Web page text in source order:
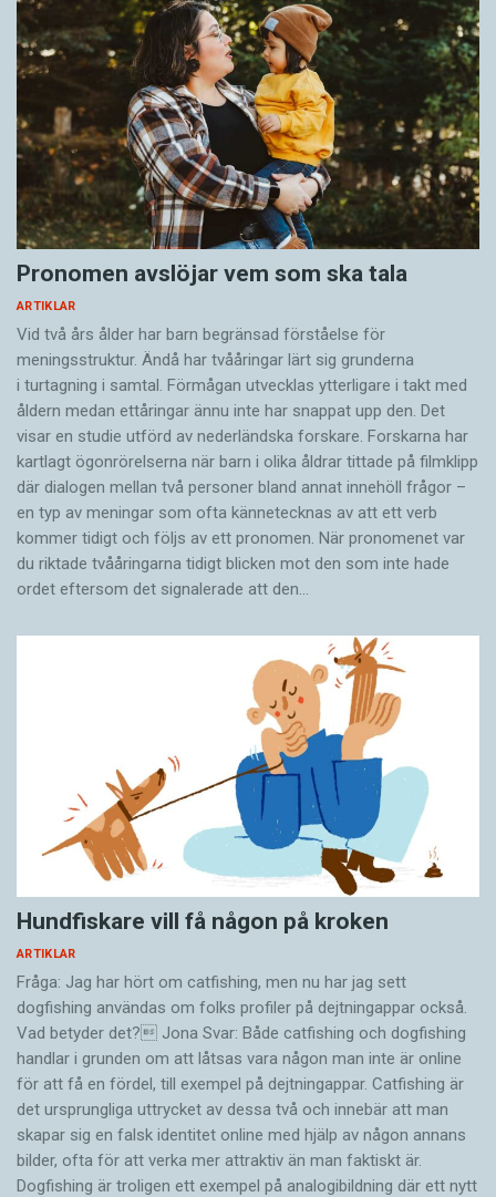
Pronomen avslöjar vem som ska tala
ARTIKLAR
Vid två års ålder har barn begränsad förståelse för
meningsstruktur. Ändå har tvååringar lärt sig grunderna
i turtagning i samtal. Förmågan utvecklas ytterligare i takt med
åldern medan ettåringar ännu inte har snappat upp den. Det
visar en studie utförd av nederländska forskare. Forskarna har
kartlagt ögonrörelserna när barn i olika åldrar tittade på filmklipp
där dialogen mellan två personer bland annat innehöll frågor –
en typ av meningar som ofta kännetecknas av att ett verb
kommer tidigt och följs av ett pronomen. När pronomenet var
du riktade tvååringarna tidigt blicken mot den som inte hade
ordet eftersom det ­signalerade att den…
Hundfiskare vill få någon på kroken
ARTIKLAR
Fråga: Jag har hört om catfishing, men nu har jag sett
dogfishing användas om folks profiler på dejtningappar också.
Vad betyder det? Jona Svar: Både catfishing och dogfishing
handlar i grunden om att låtsas vara någon man inte är online
för att få en fördel, till exempel på dejtningappar. Catfishing är
det ursprungliga uttrycket av dessa två och innebär att man
skapar sig en falsk identitet online med hjälp av någon annans
bilder, ofta för att verka mer attraktiv än man faktiskt är.
Dogfishing är troligen ett exempel på analogibildning där ett nytt